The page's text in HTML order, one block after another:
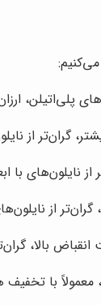
گران‌تر از
از نایلون‌های
از
بالا،
معمولاً با